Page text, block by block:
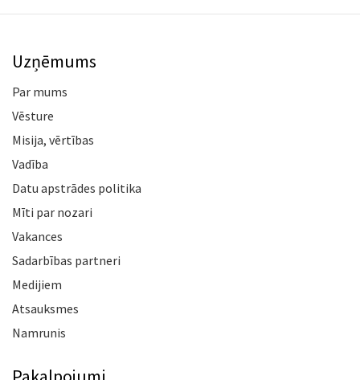
Uzņēmums
Par mums
Vēsture
Misija, vērtības
Vadība
Datu apstrādes politika
Mīti par nozari
Vakances
Sadarbības partneri
Medijiem
Atsauksmes
Namrunis